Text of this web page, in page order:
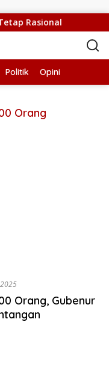
Rasional
Politik Opini
Orang
Orang, Gubenur